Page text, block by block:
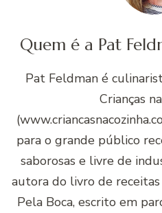
Quem é a Pat
Pat Feldman é
Crianças
para o grande público
saborosas e livre de
autora do livro de
Pela Boca, escrito em